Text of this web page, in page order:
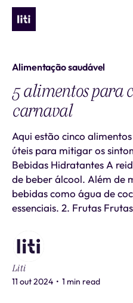
Alimentação saudável
5 alimentos para
carnaval
Aqui estão cinco
úteis para mitigar os
Bebidas Hidratantes A
de beber álcool. Além de
bebidas como água de
essenciais. 2. Frutas
Liti
11 out 2024 • 1 min read